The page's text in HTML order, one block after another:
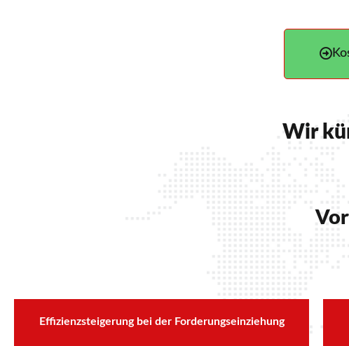
Wir
Effizienzsteigerung bei der Forderungseinziehung